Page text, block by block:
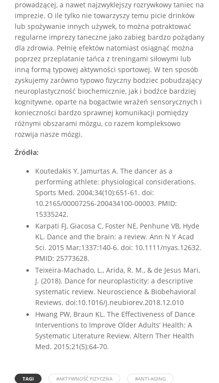
prowadzącej, a nawet najzwyklejszy rozrywkowy taniec na
imprezie. O ile tylko nie towarzyszy temu picie drinków
lub spożywanie innych używek, to można potraktować
regularne imprezy taneczne jako zabieg bardzo pożądany
dla zdrowia. Pełnię efektów natomiast osiągnąć można
poprzez przeplatanie tańca z treningami siłowymi lub
inną formą typowej aktywności sportowej. W ten sposób
zyskujemy zarówno typowo fizyczny bodziec pobudzający
neuroplastyczność biochemicznie, jak i bodźce bardziej
kognitywne, oparte na bogactwie wrażeń sensorycznych i
konieczności bardzo sprawnej komunikacji pomiędzy
różnymi obszarami mózgu, co razem kompleksowo
rozwija nasze mózgi.
Źródła:
Koutedakis Y, Jamurtas A. The dancer as a
performing athlete: physiological considerations.
Sports Med. 2004;34(10):651-61. doi:
10.2165/00007256-200434100-00003. PMID:
15335242.
Karpati FJ, Giacosa C, Foster NE, Penhune VB, Hyde
KL. Dance and the brain: a review. Ann N Y Acad
Sci. 2015 Mar;1337:140-6. doi: 10.1111/nyas.12632.
PMID: 25773628.
Teixeira-Machado, L., Arida, R. M., & de Jesus Mari,
J. (2018). Dance for neuroplasticity: a descriptive
systematic review. Neuroscience & Biobehavioral
Reviews. doi:10.1016/j.neubiorev.2018.12.010
Hwang PW, Braun KL. The Effectiveness of Dance
Interventions to Improve Older Adults’ Health: A
Systematic Literature Review. Altern Ther Health
Med. 2015;21(5):64-70.
TAGI #AKTYWNOŚĆ FIZYCZNA
#ANTI-AGING